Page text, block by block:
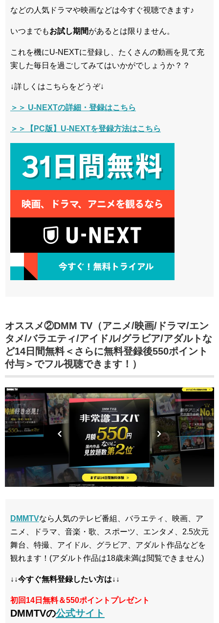
などの人気ドラマや映画などは今すぐ視聴できます♪
いつまでもお試し期間があるとは限りません。
これを機にU-NEXTに登録し、たくさんの動画を見て充
実した毎日を過ごしてみてはいかがでしょうか？？
↓詳しくはこちらをどうぞ↓
＞＞ U-NEXTの詳細・登録はこちら
＞＞【PC版】U-NEXTを登録方法はこちら
オススメ②DMM TV（アニメ/映画/ドラマ/エン
タメ/バラエティ/アイドル/グラビア/アダルトな
ど14日間無料＜さらに無料登録後550ポイント
付与＞でフル視聴できます！）
DMMTVなら人気のテレビ番組、バラエティ、映画、ア
ニメ、ドラマ、音楽・歌、スポーツ、エンタメ、2.5次元
舞台、特撮、アイドル、グラビア、アダルト作品などを
観れます！(アダルト作品は18歳未満は閲覧できません)
↓↓今すぐ無料登録したい方は↓↓
初回14日無料＆550ポイントプレゼント
DMMTVの公式サイト